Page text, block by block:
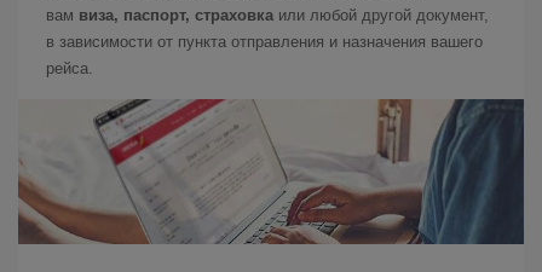
вам виза, паспорт, страховка или любой другой документ,
в зависимости от пункта отправления и назначения вашего
рейса.